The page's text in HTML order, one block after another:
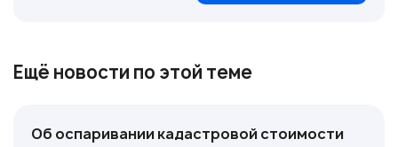
Ещё новости по этой теме
Об оспаривании кадастровой стоимости